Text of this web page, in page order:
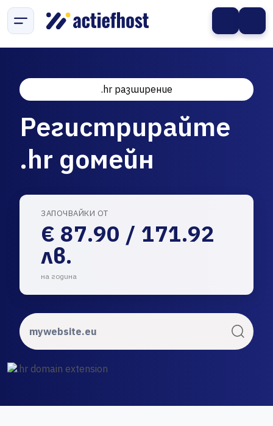
.hr разширение
Регистрирайте
.hr домейн
ЗАПОЧВАЙКИ ОТ
€ 87.90 / 171.92
лв.
на година